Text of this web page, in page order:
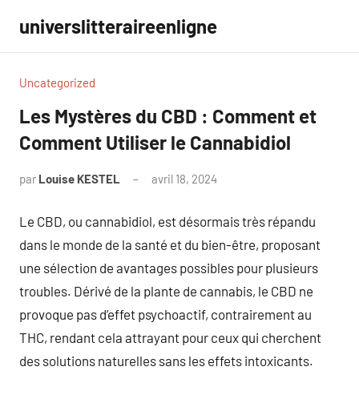
contenu
universlitteraireenligne
Uncategorized
Les Mystères du CBD : Comment et
Comment Utiliser le Cannabidiol
par Louise KESTEL avril 18, 2024
Le CBD, ou cannabidiol, est désormais très répandu
dans le monde de la santé et du bien-être, proposant
une sélection de avantages possibles pour plusieurs
troubles. Dérivé de la plante de cannabis, le CBD ne
provoque pas d’effet psychoactif, contrairement au
THC, rendant cela attrayant pour ceux qui cherchent
des solutions naturelles sans les effets intoxicants.